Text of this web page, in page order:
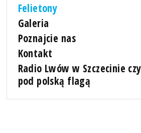
Felietony
Galeria
Poznajcie nas
Kontakt
Radio Lwów w Szczecinie
pod polską flagą